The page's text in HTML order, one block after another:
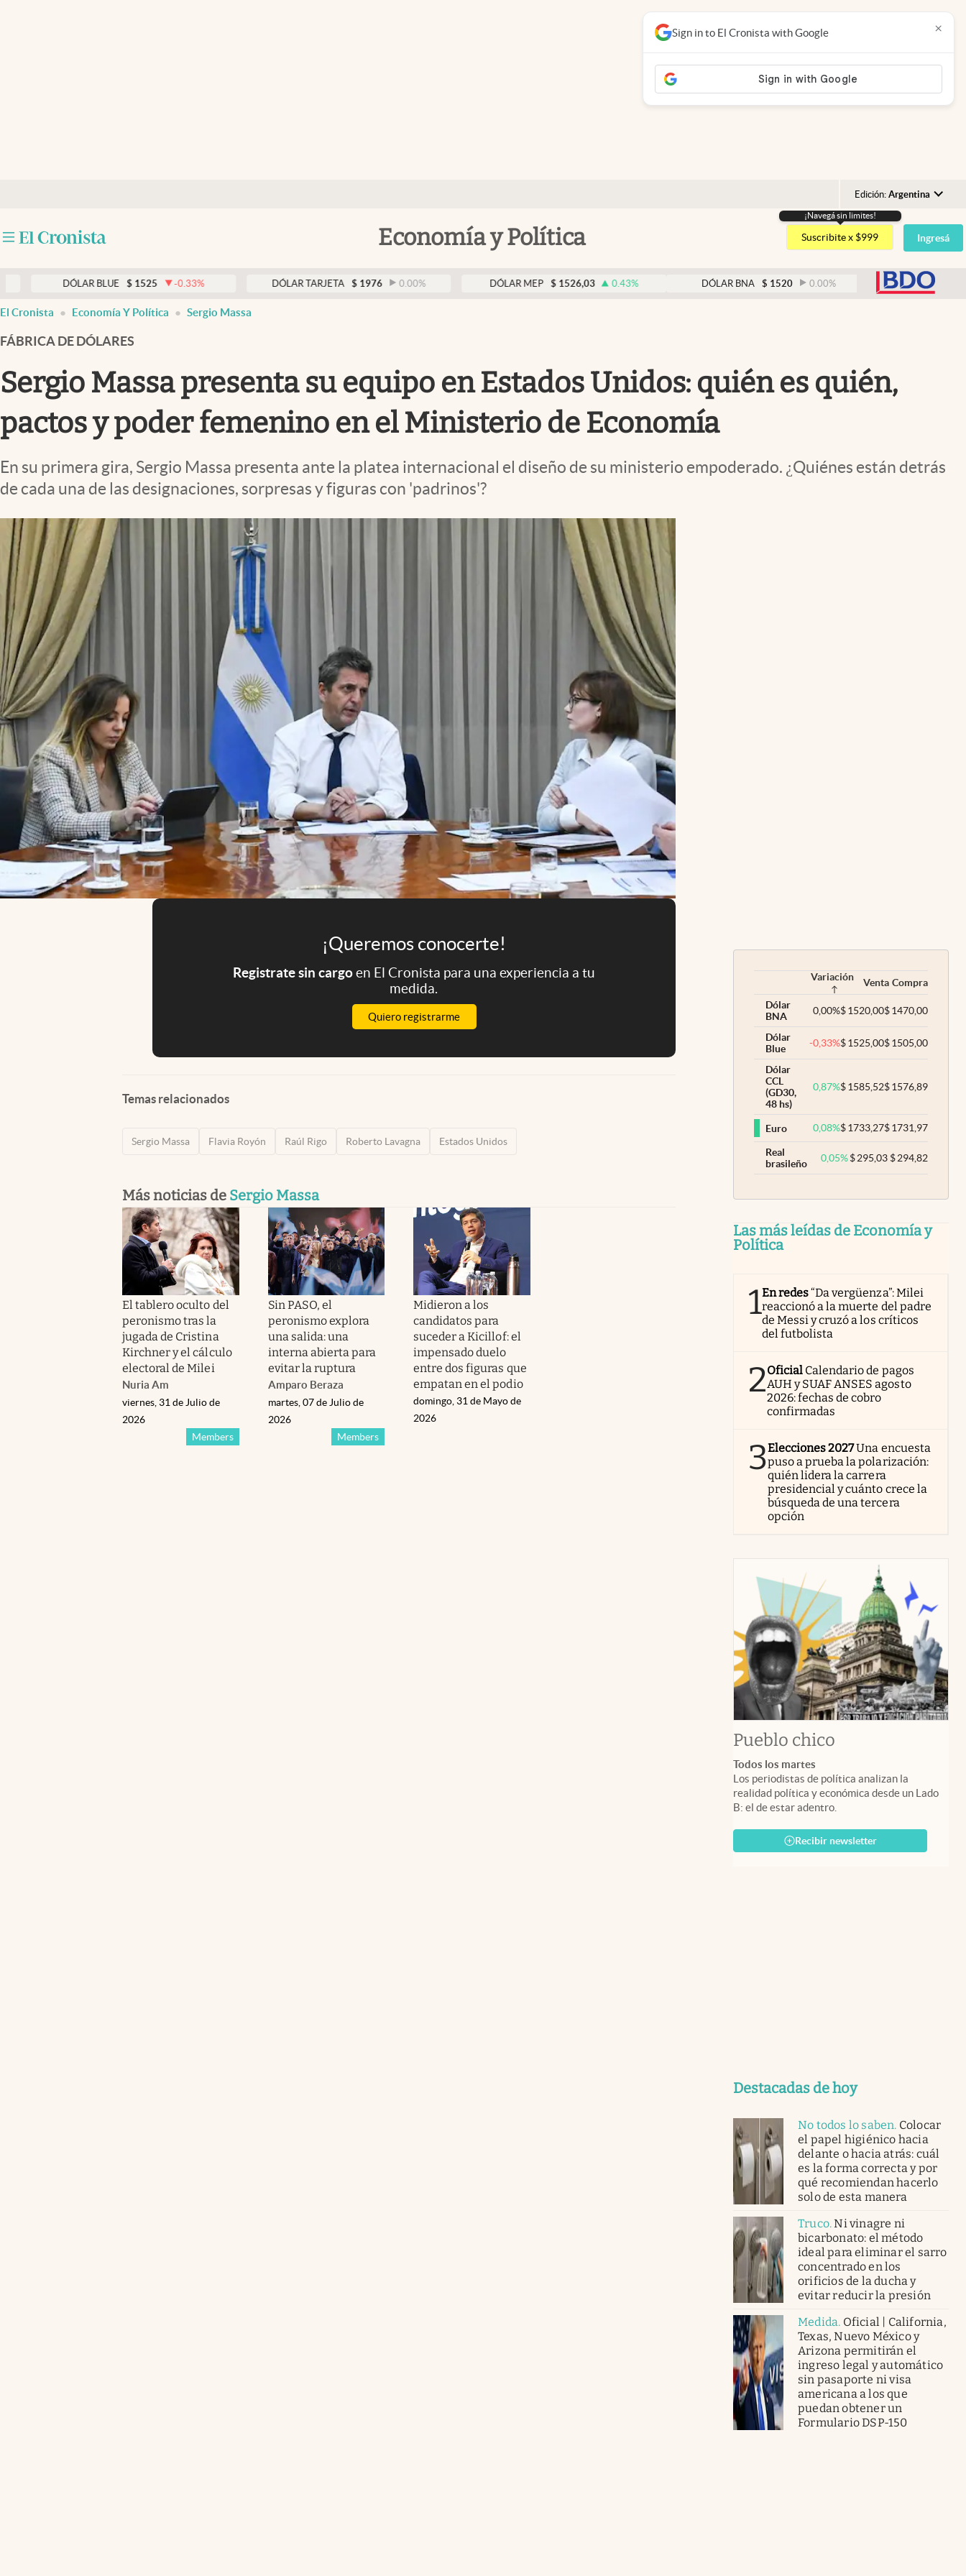
Edición: Argentina
Argentina
España
USA
Economía y Política
Clima
Mundial 2026
Eventos Corporativos
El Cronista Studio
Mediakit
abre en nueva pestaña
¡Navegá sin limites!
Suscribite x $999 Ingresá
DÓLAR BLUE $ 1525 -0.33% DÓLAR TARJETA $ 1976 0.00% DÓLAR MEP $ 1526,03 0.43% DÓLAR BNA $ 1520 0.00% DÓLAR BLUE
Sign in to El Cronista with Google ×
El Cronista Economía Y Política Sergio Massa
FÁBRICA DE DÓLARES
Sergio Massa presenta su equipo en Estados Unidos: quién es quién,
pactos y poder femenino en el Ministerio de Economía
En su primera gira, Sergio Massa presenta ante la platea internacional el diseño de su ministerio empoderado. ¿Quiénes están detrás
de cada una de las designaciones, sorpresas y figuras con 'padrinos'?
¡Queremos conocerte!
Registrate sin cargoen El Cronista para una experiencia a tu
medida.
Quiero registrarme
Temas relacionados
Sergio Massa Flavia Royón Raúl Rigo Roberto Lavagna Estados Unidos
Más noticias de Sergio Massa
El tablero oculto del
peronismo tras la
jugada de Cristina
Kirchner y el cálculo
electoral de Milei
Nuria Am
Members
viernes, 31 de Julio de
2026
Sin PASO, el
peronismo explora
una salida: una
interna abierta para
evitar la ruptura
Amparo Beraza
Members
martes, 07 de Julio de
2026
Midieron a los
candidatos para
suceder a Kicillof: el
impensado duelo
entre dos figuras que
empatan en el podio
domingo, 31 de Mayo de
2026
Variación Venta Compra
Dólar
BNA
0,00%$1520,00$1470,00
Dólar
Blue
-0,33%$1525,00$1505,00
Dólar
CCL
(GD30,
48 hs)
0,87%$1585,52$1576,89
Euro 0,08%$1733,27$1731,97
Real
brasileño
0,05% $295,03 $294,82
Las más leídas de Economía y
Política
1En redes“Da vergüenza”: Milei
reaccionó a la muerte del padre
de Messi y cruzó a los críticos
del futbolista
2Oficial Calendario de pagos
AUH y SUAF ANSES agosto
2026: fechas de cobro
confirmadas
3Elecciones 2027Una encuesta
puso a prueba la polarización:
quién lidera la carrera
presidencial y cuánto crece la
búsqueda de una tercera
opción
Pueblo chico
Todos los martes
Los periodistas de política analizan la
realidad política y económica desde un Lado
B: el de estar adentro.
Recibir newsletter
Destacadas de hoy
No todos lo saben. Colocar
el papel higiénico hacia
delante o hacia atrás: cuál
es la forma correcta y por
qué recomiendan hacerlo
solo de esta manera
Truco.Ni vinagre ni
bicarbonato: el método
ideal para eliminar el sarro
concentrado en los
orificios de la ducha y
evitar reducir la presión
Medida. Oficial | California,
Texas, Nuevo México y
Arizona permitirán el
ingreso legal y automático
sin pasaporte ni visa
americana a los que
puedan obtener un
Formulario DSP-150